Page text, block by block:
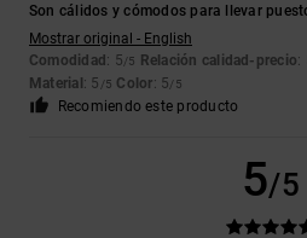
Son cálidos y cómodos para llevar
Mostrar original - English
Comodidad : 5/5 Relación calidad-precio:
Material : 5 /5 Color: 5/5
Recomiendo este producto
5/5